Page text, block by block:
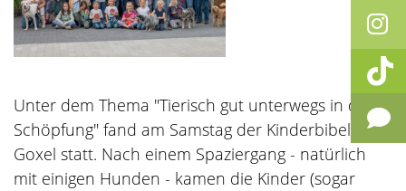
Unter dem Thema "Tierisch gut unterwegs in der
Schöpfung" fand am Samstag der Kinderbibeltag in
Goxel statt. Nach einem Spaziergang - natürlich
mit einigen Hunden - kamen die Kinder (sogar